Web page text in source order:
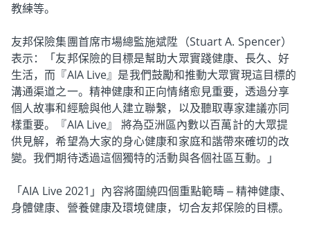
教練等。
友邦保險集團首席市場總監施斌陞（Stuart A. Spencer）
表示：「友邦保險的目標是幫助大眾實踐健康、長久、好
生活，而『AIA Live』是我們鼓勵和推動大眾實現這目標的
溝通渠道之一。精神健康和正向情緒愈見重要，透過分享
個人故事和經驗與他人建立聯繫，以及聽取專家建議亦同
樣重要。『AIA Live』 將為亞洲區內數以百萬計的大眾提
供見解，希望為大家的身心健康和家庭和諧帶來確切的改
變。我們期待透過這個獨特的活動與各個社區互動。」
「AIA Live 2021」內容將圍繞四個重點範疇 – 精神健康、
身體健康、營養健康及環境健康，切合友邦保險的目標。